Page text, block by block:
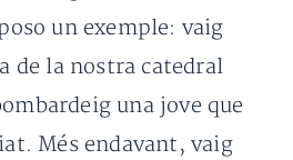
un exemple: vaig
de la nostra catedral
una jove que
Més endavant, vaig